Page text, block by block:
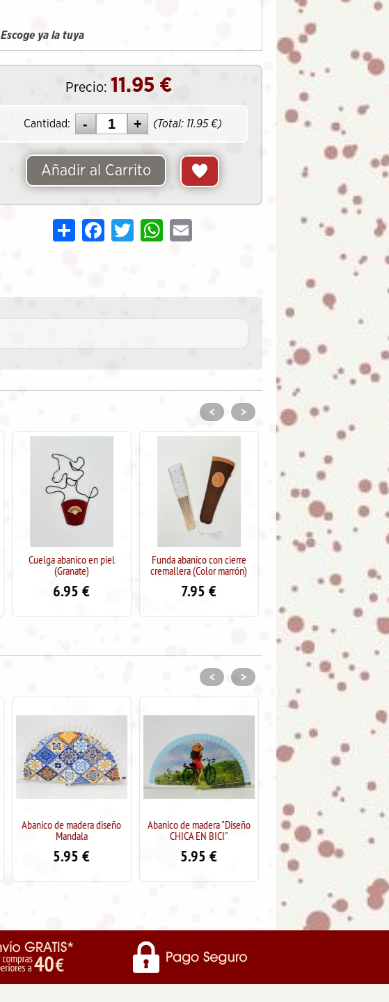
Escoge ya la tuya
Precio: 11.95 €
Cantidad: (Total: 11.95€)
Añadir al Carrito
Share FacebookTwitter WhatsApp
Funda abanico con cierre
cremallera (Color marrón)
7.95 €
Cuelga abanico en piel
(Verde)
6.95 €
cremallera (Color azul)
7.95€
< >
Abanico de madera "Diseño
CHICA EN BICI"
5.95 €
Abanico de madera diseño
Mandala
5.95 €
Abanico de madera diseño
SANDÍA
5.95€
< >